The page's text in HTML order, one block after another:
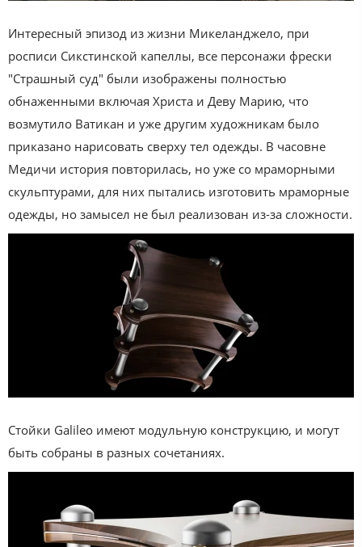
Интересный эпизод из жизни Микеланджело, при
росписи Сикстинской капеллы, все персонажи фрески
"Страшный суд" были изображены полностью
обнаженными включая Христа и Деву Марию, что
возмутило Ватикан и уже другим художникам было
приказано нарисовать сверху тел одежды. В часовне
Медичи история повторилась, но уже со мраморными
скульптурами, для них пытались изготовить мраморные
одежды, но замысел не был реализован из-за сложности.
Стойки Galileo имеют модульную конструкцию, и могут
быть собраны в разных сочетаниях.